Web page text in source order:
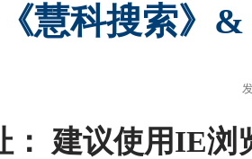
《慧科搜索》
建议使用IE浏